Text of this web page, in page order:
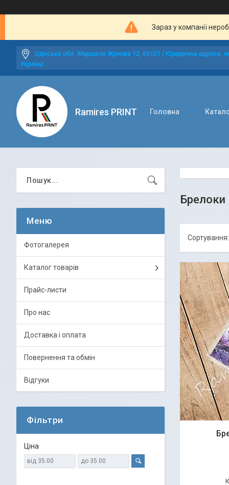
Зараз у компанії
Одеська обл. Маршала Жукова 12, 65121 ( Юридична адреса,
Україна
Ramires PRINT Головна
Брелоки
Фотогалерея
Каталог товарів
Прайс-листи
Про нас
Доставка і оплата
Повернення та обмін
Відгуки
Фільтри
Ціна